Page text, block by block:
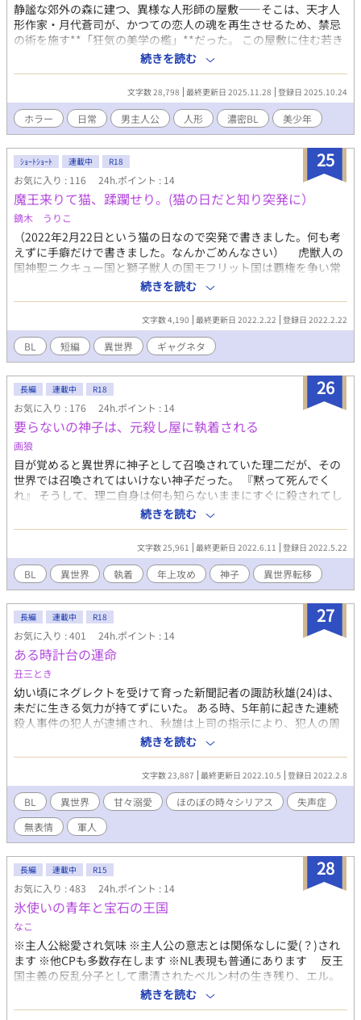
静謐な郊外の森に建つ、異様な人形師の屋敷――そこは、天才人
形作家・月代蒼司が、かつての恋人の魂を再生させるため、禁忌
の術を施す**「狂気の美学の檻」**だった。 この屋敷に住む若き
弟子、花房春臣は、中性的な美貌を持つ繊細な青年。彼は、師・
蒼司への敬愛と、俗悪な伯母・麗子からの支配を嫌悪する心か
ら、この隔絶された生活を選び取る。しかし、彼の知らないとこ
ろで、春臣自身が蒼司の究極の目的のための**「魂の依り代」**
として選ばれていた。 ある夜、春臣は、屋敷最奥の禁忌の工房
で、白い糸の繭から生まれた銀髪の少年、透夜を目覚めさせてし
まう。透夜は、記憶を持たぬ不完全な再生体だが、覚醒を助けた
春臣に、純粋で絶対的な依存と執着を示す。 麗子が春臣の才能と
命を奪おうと屋敷に侵入した時、透夜は春臣への愛を貫くがゆえ
に、無垢な殺意で俗物を排除。春臣は、その血の清算と引き換え
に、透夜の甘い毒を受け入れ、自らの肉体を人形へと変質させる
破滅的な愛へと陶酔していく。 しかし、蒼司の愛が偽りだと知っ
た春臣は絶望の逃走を図るが、透夜の銀糸の捕縛に絡め取られ
る。全ては、愛する者を完成させるための自己犠牲。春臣の魂は
透夜と融合し、肉体は**究極の「繭」**と化す。
続きを読む
文字数 28,798 最終更新日 2025.11.28 登録日 2025.10.24
ホラー 日常 男主人公 人形 濃密BL 美少年
25
ｼｮｰﾄｼｮｰﾄ 連載中 R18
お気に入り : 116 24h.ポイント : 14
魔王来りて猫、蹂躙せり。(猫の日だと知り突発に）
鏑木 うりこ
（2022年2月22日という猫の日なので突発で書きました。何も考
えずに手癖だけで書きました。なんかごめんなさい） 虎獣人の
国神聖ニクキュー国と獅子獣人の国モフリット国は覇権を争い常
に戦争をしていた。その一番の被害者は二国に隣接する人族の国
オツカ・エシマースだった。人族の国はとうとう禁忌の召喚魔法
により魔王を呼び出してしまう。 呼び出された魔王の力になす
すべなく、争いは更に激化していくのであった……。 ('ω')えへ。
書き逃げかあ？いい度胸だな！
続きを読む
文字数 4,190 最終更新日 2022.2.22 登録日 2022.2.22
BL 短編 異世界 ギャグネタ
26
長編 連載中 R18
お気に入り : 176 24h.ポイント : 14
要らないの神子は、元殺し屋に執着される
画狼
目が覚めると異世界に神子として召喚されていた理二だが、その
世界では召喚されてはいけない神子だった。 『黙って死んでく
れ』 そうして、理二自身は何も知らないままにすぐに殺されてし
まう。 そこで終わりかと思うが、喚ばれた際に神様から授かった
能力があった。 それは、死を覆す力だった。諦めなければ死なな
い能力。 自身が禁忌の神子として命を狙われる世界。 そこで理二
は、生きてる人間が大嫌いだと笑う自称人殺しに出会い……？ 四
十過ぎの元殺し屋と、死ねと言われた召喚された神子による成り
上がり物語。
続きを読む
文字数 25,961 最終更新日 2022.6.11 登録日 2022.5.22
BL 異世界 執着 年上攻め 神子 異世界転移
27
長編 連載中 R18
お気に入り : 401 24h.ポイント : 14
ある時計台の運命
丑三とき
幼い頃にネグレクトを受けて育った新聞記者の諏訪秋雄(24)は、
未だに生きる気力が持てずにいた。 ある時、5年前に起きた連続
殺人事件の犯人が逮捕され、秋雄は上司の指示により、犯人の周
辺人物や被害者遺族など、罪のない人たちをかぎまわっては罵声
や暴言を浴びる生活を強いられることに。満身創痍で眠りにつ
き、目を覚ますと、異世界の人攫いに拉致監禁されていた。 その
世界では、異世界から生物を呼び寄せる召喚術はすでに禁忌とさ
れており・・・。 無表情不憫主人公が、美丈夫軍人に甘やかされ
るお話。 仏頂面軍人×無表情美人 ※実際の史跡や社会情勢が出て
きます。 ※一部残酷な表現があります。 「ムーンライトノベル
ズ」様で先行公開中です。 異世界トリップ／軍人／無自覚／体格
差／不憫受け／甘々／精霊／ハッピーエンド
続きを読む
文字数 23,887 最終更新日 2022.10.5 登録日 2022.2.8
BL 異世界 甘々溺愛 ほのぼの時々シリアス
失声症
無表情
軍人
28
長編 連載中 R15
お気に入り : 483 24h.ポイント : 14
氷使いの青年と宝石の王国
なこ
※主人公総愛され気味 ※主人公の意志とは関係なしに愛(？)され
ます ※他CPも多数存在します ※NL表現も普通にあります 反王
国主義の反乱分子として粛清されたベルン村の生き残り、エル。
彼は「精霊の愛し子」という特別な存在で、全属性の精霊と心を
通わせることが出来る唯一の人間であった。 しかし、目の前で
続きを読む